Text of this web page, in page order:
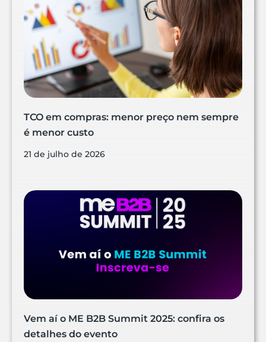
TCO em compras: menor preço nem sempre
é menor custo
21 de julho de 2026
Vem aí o ME B2B Summit 2025: confira os
detalhes do evento